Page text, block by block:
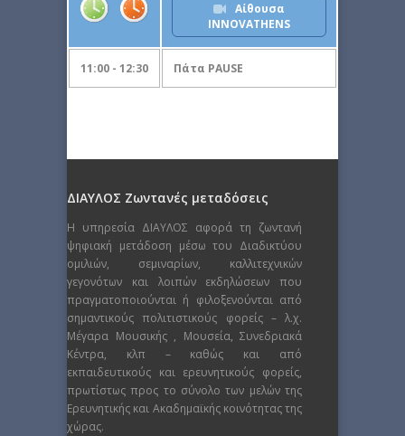
Αίθουσα
INNOVATHENS
11:00 - 12:30 Πάτα PAUSE
ΔΙΑΥΛΟΣ Ζωντανές μεταδόσεις
Η υπηρεσία ΔΙΑΥΛΟΣ αφορά τη ζωντανή
ψηφιακή μετάδοση μέσω του Διαδικτύου
ομιλιών, σεμιναρίων, καλλιτεχνικών
γεγονότων και λοιπών εκδηλώσεων που
πραγματοποιούνται ή φιλοξενούνται από
σημαντικούς πολιτιστικούς φορείς – λ.χ.
Μέγαρα Μουσικής , Μουσεία, Συνεδριακά
Κέντρα, κλπ – καθώς και από
εκπαιδευτικούς και ερευνητικούς φορείς,
πρωτίστως προς το σύνολο των μελών της
Ερευνητικής και Ακαδημαϊκής κοινότητας της
χώρας.